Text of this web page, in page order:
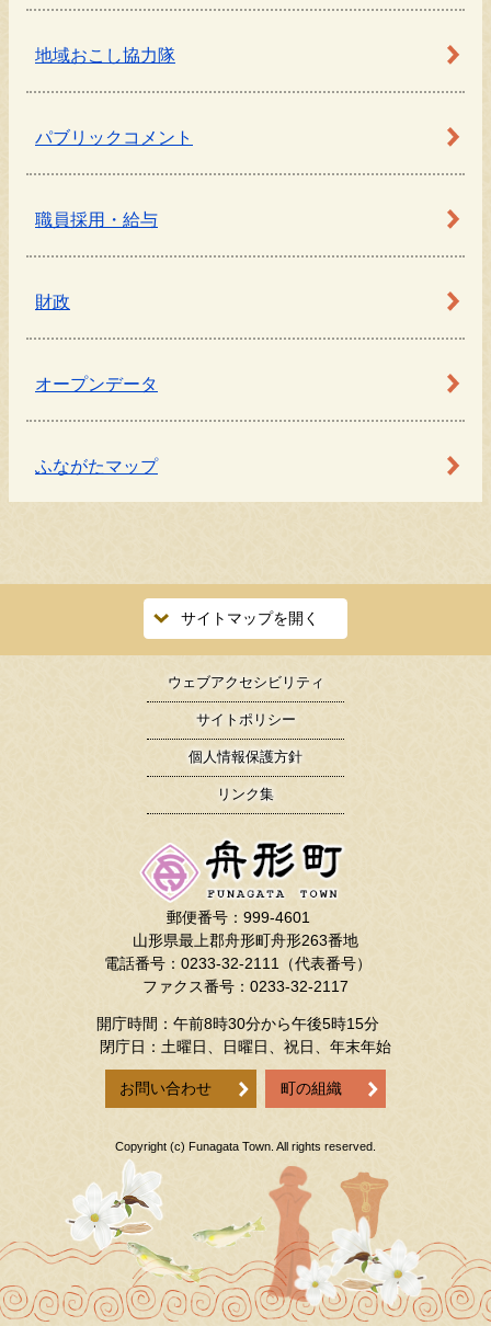
地域おこし協力隊
パブリックコメント
職員採用・給与
財政
オープンデータ
ふながたマップ
サイトマップを開く
ウェブアクセシビリティ
サイトポリシー
個人情報保護方針
リンク集
郵便番号：999-4601
山形県最上郡舟形町舟形263番地
電話番号：0233-32-2111（代表番号）
ファクス番号：0233-32-2117
開庁時間：午前8時30分から午後5時15分
閉庁日：土曜日、日曜日、祝日、年末年始
お問い合わせ 町の組織
Copyright (c) Funagata Town. All rights reserved.